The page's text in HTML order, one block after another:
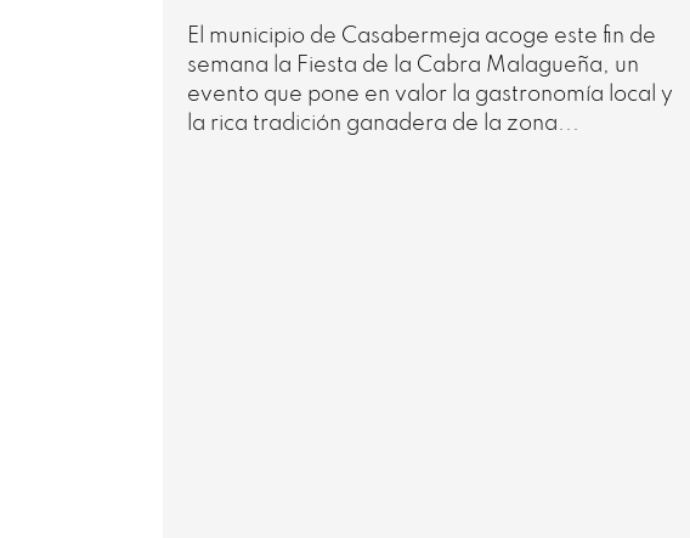
El municipio de Casabermeja acoge este fin de
semana la Fiesta de la Cabra Malagueña, un
evento que pone en valor la gastronomía local y
la rica tradición ganadera de la zona...